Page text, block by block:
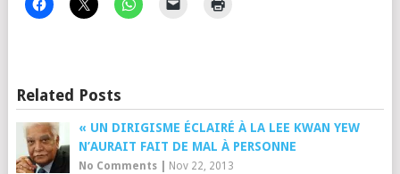
Related Posts
« UN DIRIGISME ÉCLAIRÉ À LA LEE KWAN YEW
N’AURAIT FAIT DE MAL À PERSONNE
No Comments| Nov 22, 2013